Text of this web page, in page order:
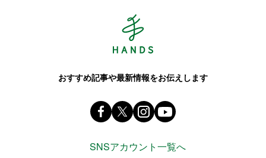
おすすめ記事や最新情報をお伝えします
Facebook ハンズ公式ファンページ
X(旧 twitter) @Hands_official_
instagram
SNSアカウント一覧へ